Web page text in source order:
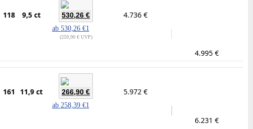
118 9,5 ct 530,26 €
ab 530,26 €1
259,90 € UVP
4.736 €
4.995 €
161 11,9 ct 266,90 €
ab 258,39 €1
5.972 €
6.231 €